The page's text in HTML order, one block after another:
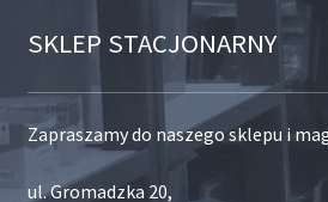
SKLEP STACJONARNY
Zapraszamy do naszego sklepu i
ul. Gromadzka 20,